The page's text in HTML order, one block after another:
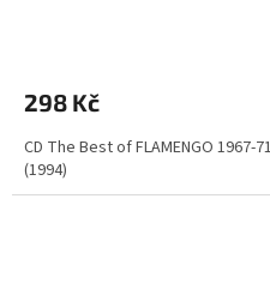
298 Kč
CD The Best of FLAMENGO
(1994)